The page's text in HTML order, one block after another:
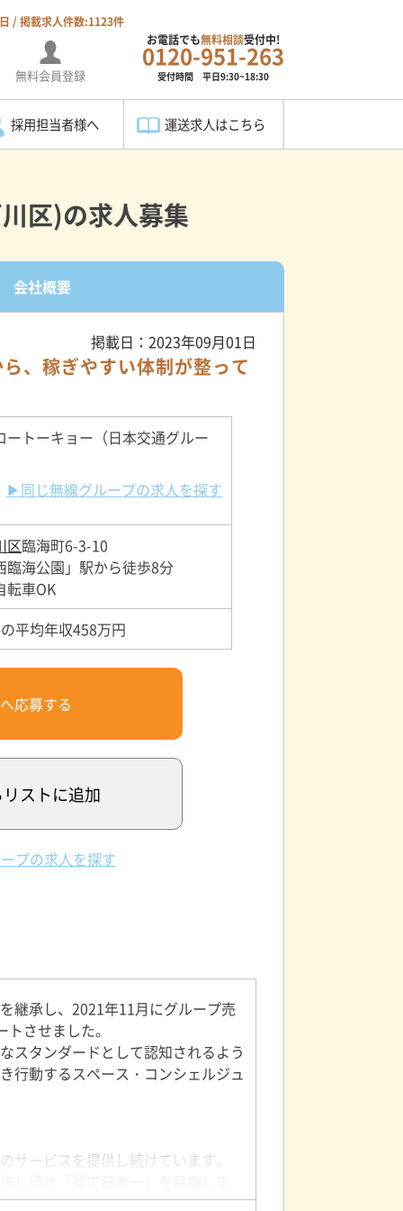
/ 掲載求人件数:1123件
無料会員登録
お電話でも無料相談受付中!
0120-951-263
受付時間 平日9:30~18:30
採用担当者様へ 運送求人はこちら
区)の求人募集
会社概要
掲載日：2023年09月01日
、稼ぎやすい体制が整って
ートーキョー（日本交通グルー
▶同じ無線グループの求人を探す
区臨海町6-3-10
臨海公園」駅から徒歩8分
転車OK
平均年収458万円
応募する
ストに追加
プの求人を探す
継承し、2021年11月にグループ売
させました。
スタンダードとして認知されるよう
行動するスペース・コンシェルジュ
サービスを提供し続けています。
し続け「質で日本一」を目指しま